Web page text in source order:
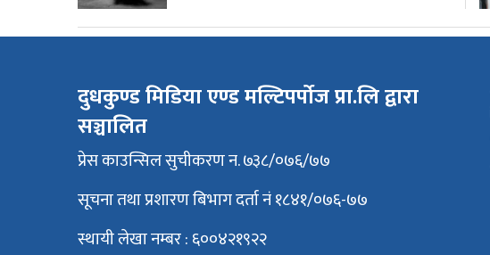
दुधकुण्ड मिडिया एण्ड मल्टिपर्पोज प्रा.लि द्वारा
सञ्चालित
प्रेस काउन्सिल सुचीकरण न. ७३८/०७६/७७
सूचना तथा प्रशारण बिभाग दर्ता नं १८४१/०७६-७७
स्थायी लेखा नम्बर : ६००४२१९२२